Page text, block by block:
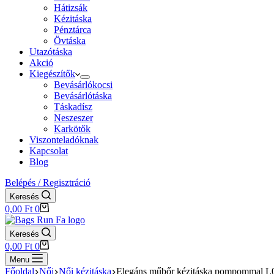
Hátizsák
Kézitáska
Pénztárca
Övtáska
Utazótáska
Akció
Kiegészítők
Bevásárlókocsi
Bevásárlótáska
Táskadísz
Neszeszer
Karkötők
Viszonteladóknak
Kapcsolat
Blog
Belépés / Regisztráció
Keresés
Shopping
cart
0,00 Ft 0
Keresés
Shopping
cart
0,00 Ft 0
Menu
Főoldal Női Női kézitáska Elegáns műbőr kézitáska pompommal